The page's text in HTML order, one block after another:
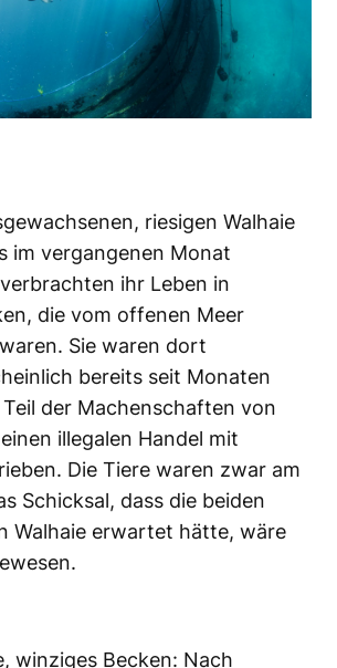
riesigen Walhaie
im vergangenen Monat
ihr Leben in
die vom offenen Meer
Sie waren dort
bereits seit Monaten
der Machenschaften von
illegalen Handel mit
Die Tiere waren zwar am
Schicksal, dass die beiden
Walhaie erwartet hätte, wäre